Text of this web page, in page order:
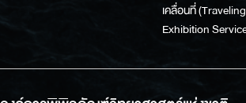
เคลื่อนที่ (Traveling
Exhibition